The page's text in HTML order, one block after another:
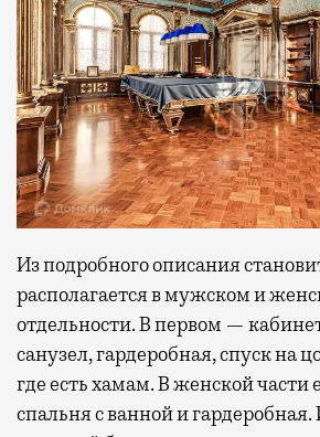
Из подробного описания
располагается в мужском и
отдельности. В первом —
санузел, гардеробная, спуск на
где есть хамам. В женской части
спальня с ванной и